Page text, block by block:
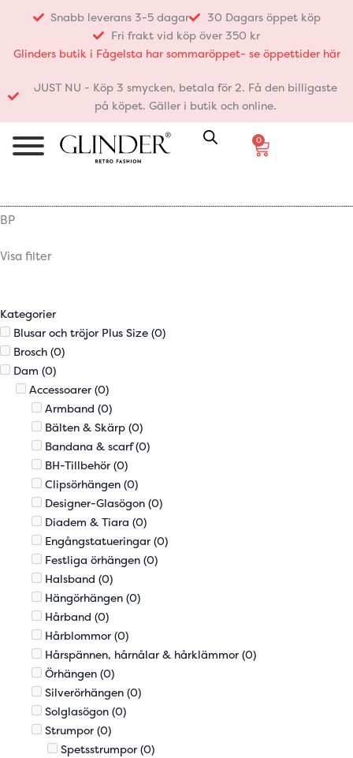
innehåll
Snabb leverans 3-5 dagar
30 Dagars öppet köp
Fri frakt vid köp över 350 kr
Glinders butik i Fågelsta har sommaröppet- se öppettider här
JUST NU - Köp 3 smycken, betala för 2. Få den billigaste
på köpet. Gäller i butik och online.
0
Varukorg
BP
Visa filter
Kategorier
Blusar och tröjor Plus Size (0)
Brosch (0)
Dam (0)
Accessoarer (0)
Armband (0)
Bälten & Skärp (0)
Bandana & scarf (0)
BH-Tillbehör (0)
Clipsörhängen (0)
Designer-Glasögon (0)
Diadem & Tiara (0)
Engångstatueringar (0)
Festliga örhängen (0)
Halsband (0)
Hängörhängen (0)
Hårband (0)
Hårblommor (0)
Hårspännen, hårnålar & hårklämmor (0)
Örhängen (0)
Silverörhängen (0)
Solglasögon (0)
Strumpor (0)
Spetsstrumpor (0)